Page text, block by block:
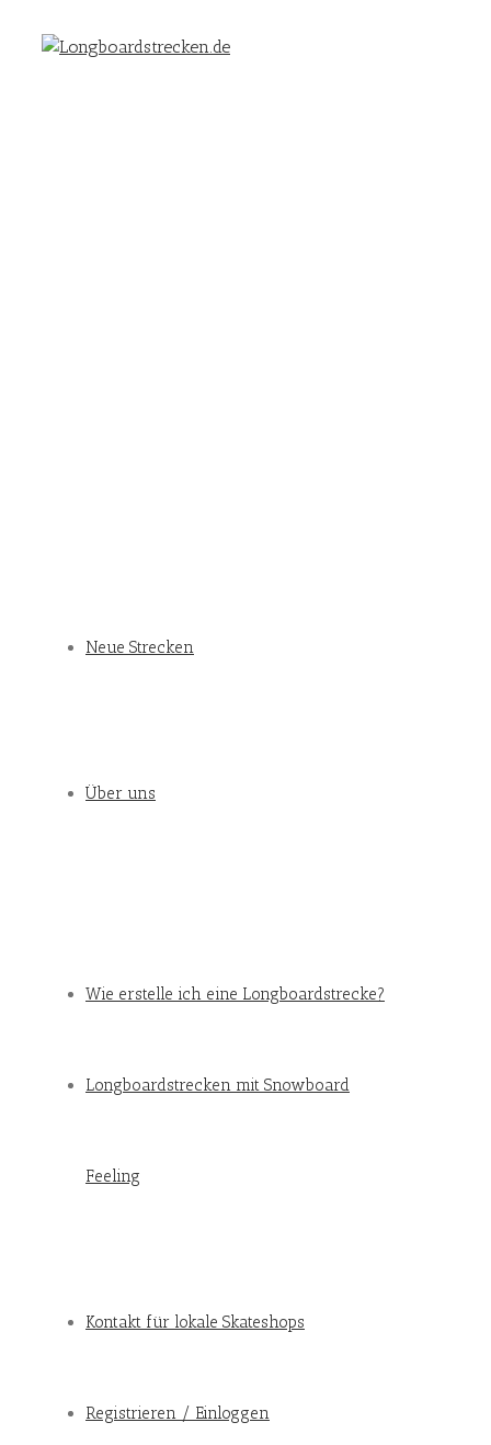
Neue Strecken
Über uns
Wie erstelle ich eine Longboardstrecke?
Longboardstrecken mit Snowboard
Feeling
Kontakt für lokale Skateshops
Registrieren / Einloggen